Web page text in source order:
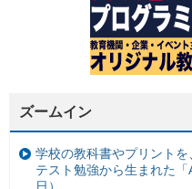
ズームイン
学校の教科書やプリント
テスト勉強から生まれた